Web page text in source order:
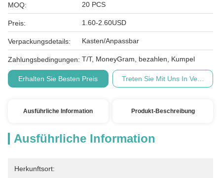
MOQ: 20 PCS
Preis: 1.60-2.60USD
Verpackungsdetails: Kasten/Anpassbar
Zahlungsbedingungen: T/T, MoneyGram, bezahlen, Kumpel
Erhalten Sie Besten Preis Treten Sie Mit Uns In
Ausführliche Information Produkt-Beschreibung
Ausführliche Information
Herkunftsort: